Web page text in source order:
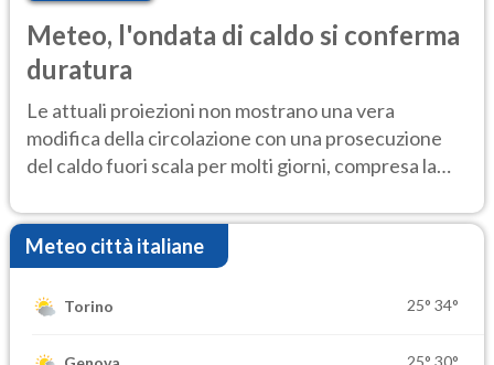
Meteo, l'ondata di caldo si conferma
duratura
Le attuali proiezioni non mostrano una vera
modifica della circolazione con una prosecuzione
del caldo fuori scala per molti giorni, compresa la
Meteo città italiane
Torino 25° 34°